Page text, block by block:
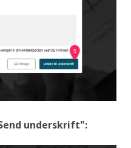
underskrift":